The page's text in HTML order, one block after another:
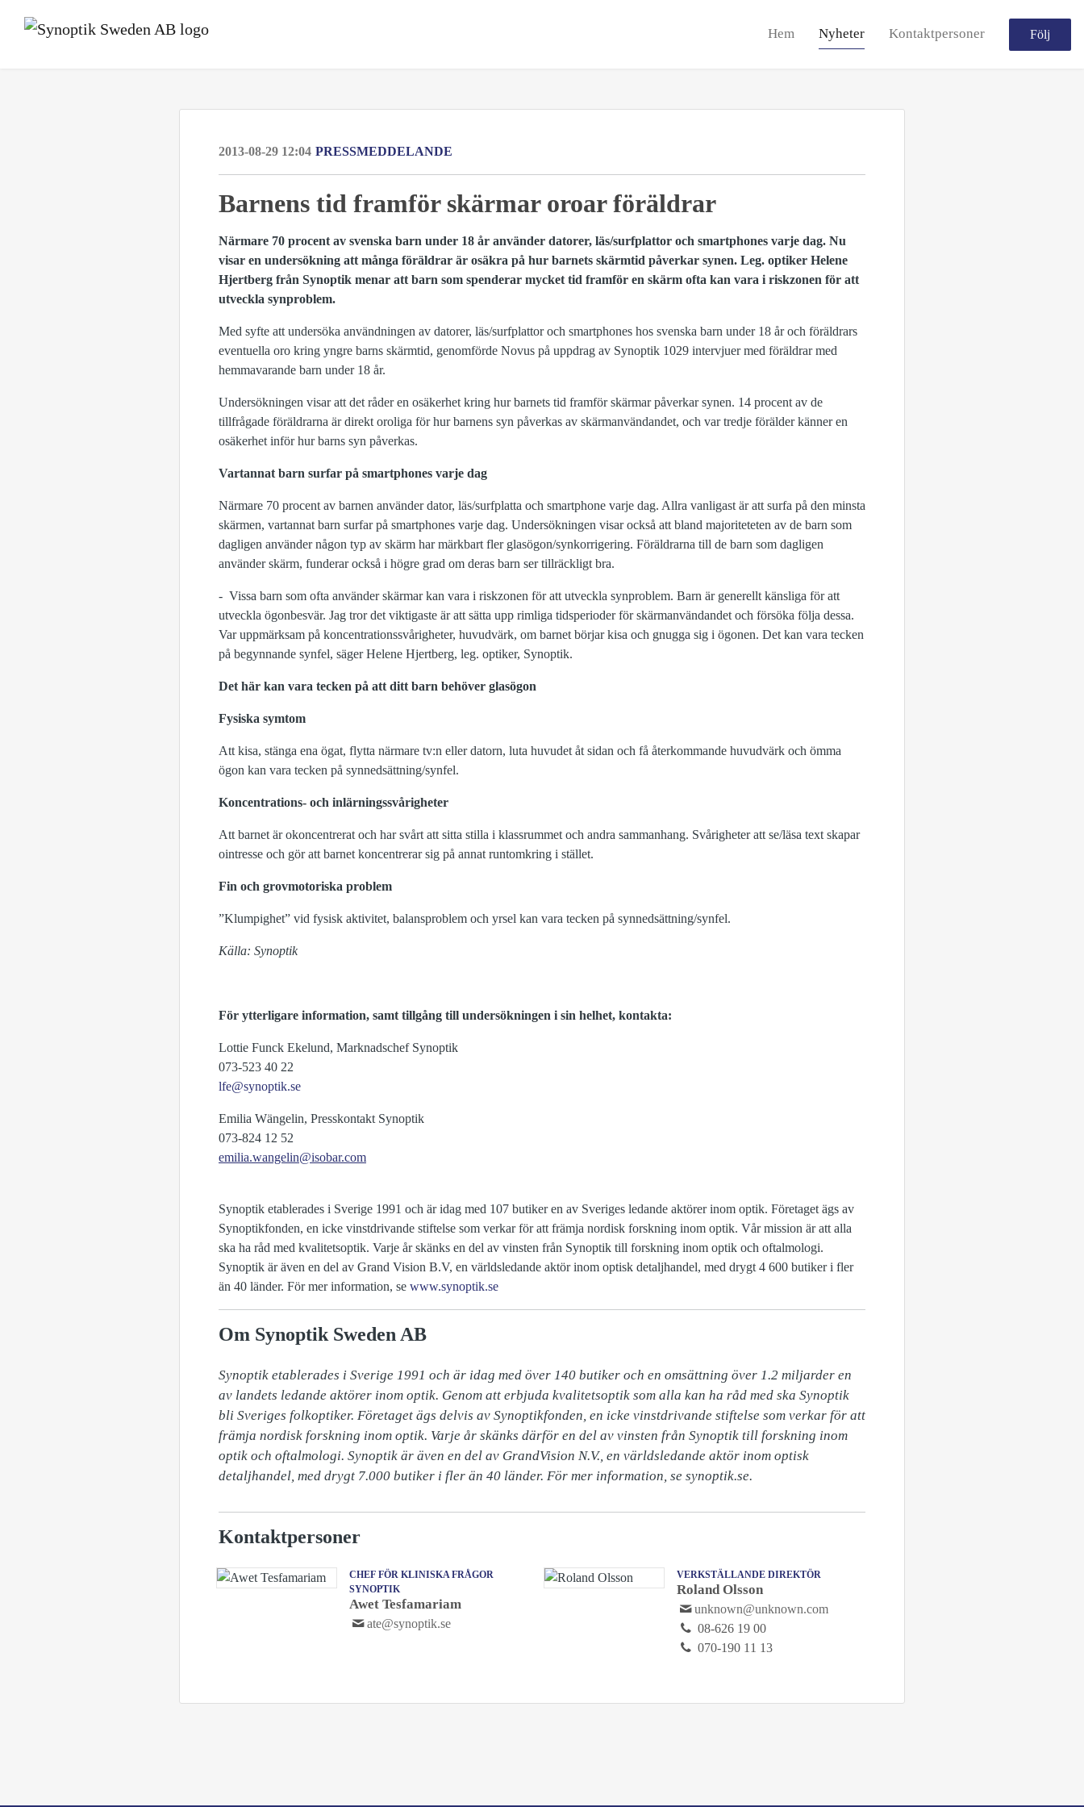
Hem Nyheter Kontaktpersoner Följ
2013-08-29 12:04 PRESSMEDDELANDE
Barnens tid framför skärmar oroar föräldrar
Närmare 70 procent av svenska barn under 18 år använder datorer, läs/surfplattor och smartphones varje dag. Nu
visar en undersökning att många föräldrar är osäkra på hur barnets skärmtid påverkar synen. Leg. optiker Helene
Hjertberg från Synoptik menar att barn som spenderar mycket tid framför en skärm ofta kan vara i riskzonen för att
utveckla synproblem.
Med syfte att undersöka användningen av datorer, läs/surfplattor och smartphones hos svenska barn under 18 år och föräldrars
eventuella oro kring yngre barns skärmtid, genomförde Novus på uppdrag av Synoptik 1029 intervjuer med föräldrar med
hemmavarande barn under 18 år.
Undersökningen visar att det råder en osäkerhet kring hur barnets tid framför skärmar påverkar synen. 14 procent av de
tillfrågade föräldrarna är direkt oroliga för hur barnens syn påverkas av skärmanvändandet, och var tredje förälder känner en
osäkerhet inför hur barns syn påverkas.
Vartannat barn surfar på smartphones varje dag
Närmare 70 procent av barnen använder dator, läs/surfplatta och smartphone varje dag. Allra vanligast är att surfa på den minsta
skärmen, vartannat barn surfar på smartphones varje dag. Undersökningen visar också att bland majoriteteten av de barn som
dagligen använder någon typ av skärm har märkbart fler glasögon/synkorrigering. Föräldrarna till de barn som dagligen
använder skärm, funderar också i högre grad om deras barn ser tillräckligt bra.
- Vissa barn som ofta använder skärmar kan vara i riskzonen för att utveckla synproblem. Barn är generellt känsliga för att
utveckla ögonbesvär. Jag tror det viktigaste är att sätta upp rimliga tidsperioder för skärmanvändandet och försöka följa dessa.
Var uppmärksam på koncentrationssvårigheter, huvudvärk, om barnet börjar kisa och gnugga sig i ögonen. Det kan vara tecken
på begynnande synfel, säger Helene Hjertberg, leg. optiker, Synoptik.
Det här kan vara tecken på att ditt barn behöver glasögon
Fysiska symtom
Att kisa, stänga ena ögat, flytta närmare tv:n eller datorn, luta huvudet åt sidan och få återkommande huvudvärk och ömma
ögon kan vara tecken på synnedsättning/synfel.
Koncentrations- och inlärningssvårigheter
Att barnet är okoncentrerat och har svårt att sitta stilla i klassrummet och andra sammanhang. Svårigheter att se/läsa text skapar
ointresse och gör att barnet koncentrerar sig på annat runtomkring i stället.
Fin och grovmotoriska problem
”Klumpighet” vid fysisk aktivitet, balansproblem och yrsel kan vara tecken på synnedsättning/synfel.
Källa: Synoptik
För ytterligare information, samt tillgång till undersökningen i sin helhet, kontakta:
Lottie Funck Ekelund, Marknadschef Synoptik
073-523 40 22
lfe@synoptik.se
Emilia Wängelin, Presskontakt Synoptik
073-824 12 52
emilia.wangelin@isobar.com
Synoptik etablerades i Sverige 1991 och är idag med 107 butiker en av Sveriges ledande aktörer inom optik. Företaget ägs av
Synoptikfonden, en icke vinstdrivande stiftelse som verkar för att främja nordisk forskning inom optik. Vår mission är att alla
ska ha råd med kvalitetsoptik. Varje år skänks en del av vinsten från Synoptik till forskning inom optik och oftalmologi.
Synoptik är även en del av Grand Vision B.V, en världsledande aktör inom optisk detaljhandel, med drygt 4 600 butiker i fler
än 40 länder. För mer information, se www.synoptik.se
Om Synoptik Sweden AB
Synoptik etablerades i Sverige 1991 och är idag med över 140 butiker och en omsättning över 1.2 miljarder en
av landets ledande aktörer inom optik. Genom att erbjuda kvalitetsoptik som alla kan ha råd med ska Synoptik
bli Sveriges folkoptiker. Företaget ägs delvis av Synoptikfonden, en icke vinstdrivande stiftelse som verkar för att
främja nordisk forskning inom optik. Varje år skänks därför en del av vinsten från Synoptik till forskning inom
optik och oftalmologi. Synoptik är även en del av GrandVision N.V., en världsledande aktör inom optisk
detaljhandel, med drygt 7.000 butiker i fler än 40 länder. För mer information, se synoptik.se.
Kontaktpersoner
CHEF FÖR KLINISKA FRÅGOR
SYNOPTIK
Awet Tesfamariam
ate@synoptik.se
VERKSTÄLLANDE DIREKTÖR
Roland Olsson
unknown@unknown.com
08-626 19 00
070-190 11 13